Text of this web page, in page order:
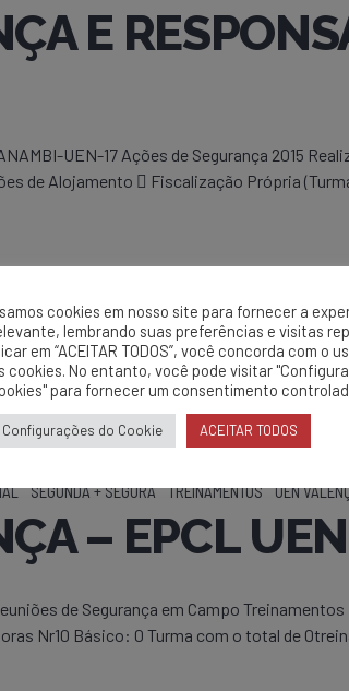
E
UEN-17 Ações de Segurança 2015
de Alojamento  Fiscalização Própria
SEGUNDA + SEGURA TREINAMENTOS UEN
– EPCL
de Segurança em Campo
Nr10 Básico: 0 Turma com o total de
cookies em nosso site para fornecer a
lembrando suas preferências e visitas
em “ACEITAR TODOS”, você concorda com o
cookies. No entanto, você pode visitar
para fornecer um consentimento
Configurações do Cookie ACEITAR TODOS